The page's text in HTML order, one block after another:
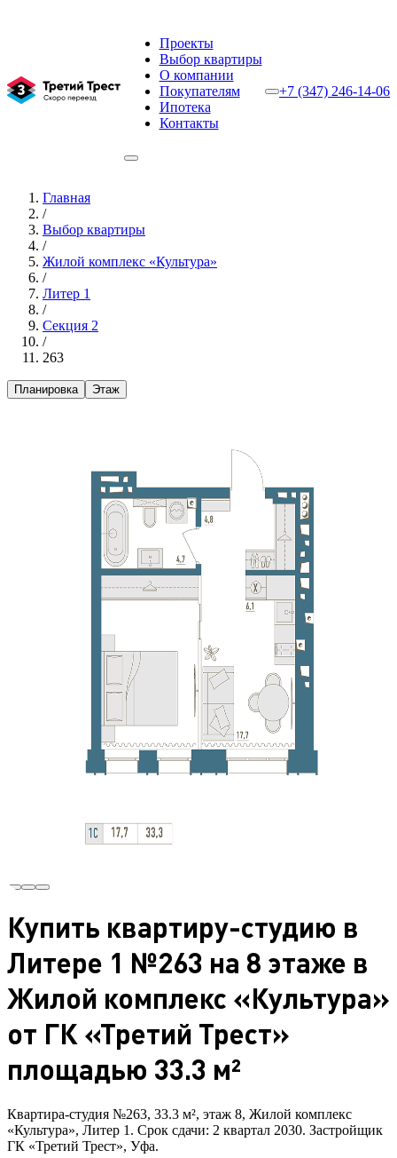
Проекты
Выбор квартиры
О компании
Покупателям
Ипотека
Контакты
+7 (347) 246-14-06
Главная
/
Выбор квартиры
/
Жилой комплекс «Культура»
/
Литер 1
/
Секция 2
/
263
Планировка Этаж
Купить квартиру-студию в
Литере 1 №263 на 8 этаже в
Жилой комплекс «Культура»
от ГК «Третий Трест»
площадью 33.3 м²
Квартира-студия №263, 33.3 м², этаж 8, Жилой комплекс
«Культура», Литер 1. Срок сдачи: 2 квартал 2030. Застройщик
ГК «Третий Трест», Уфа.